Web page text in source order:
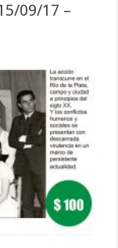
09/17 –